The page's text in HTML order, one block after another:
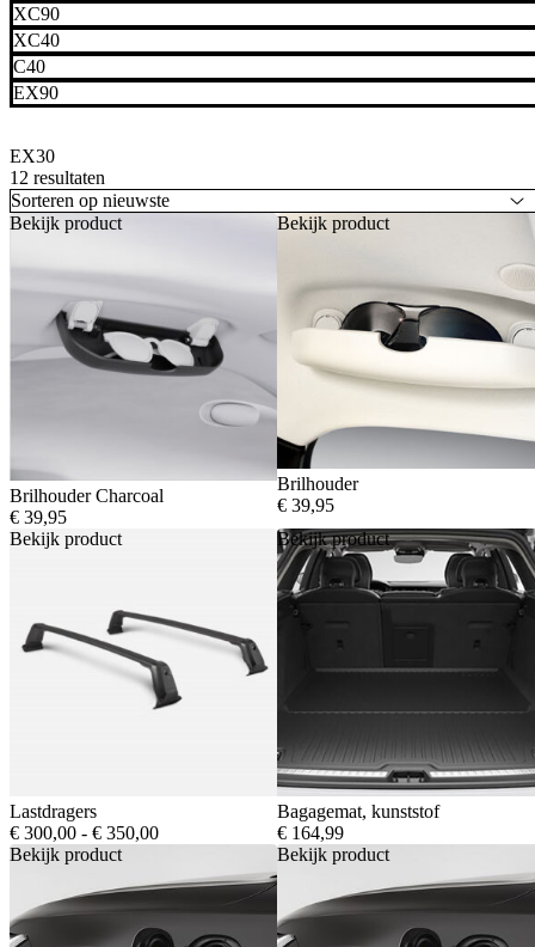
EX30
12 resultaten
Bekijk product
Brilhouder Charcoal
€ 39,95
Bekijk product
Brilhouder
€ 39,95
Bekijk product
Lastdragers
€ 300,00 - € 350,00Prijsklasse:
€ 350,00
Bekijk product
Bagagemat, kunststof
€ 164,99
Bekijk product
Bekijk product
XC90
XC40
C40
EX90